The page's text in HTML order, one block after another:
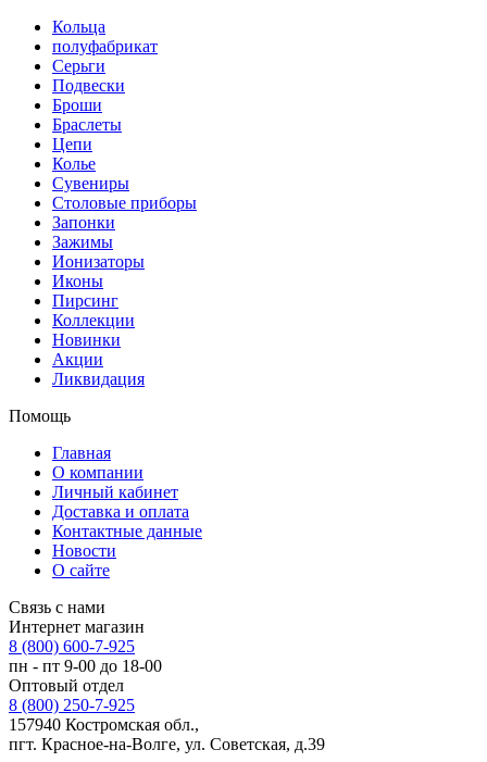
Кольца
полуфабрикат
Серьги
Подвески
Броши
Браслеты
Цепи
Колье
Сувениры
Столовые приборы
Запонки
Зажимы
Ионизаторы
Иконы
Пирсинг
Коллекции
Новинки
Акции
Ликвидация
Помощь
Главная
О компании
Личный кабинет
Доставка и оплата
Контактные данные
Новости
О сайте
Связь с нами
Интернет магазин
8 (800) 600-7-925
пн - пт 9-00 до 18-00
Оптовый отдел
8 (800) 250-7-925
157940 Костромская обл.,
пгт. Красное-на-Волге, ул. Советская, д.39